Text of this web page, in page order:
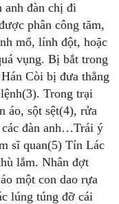
anh đàn chị đi
phân công tăm,
mổ, lính đột, hoặc
vụng. Bị bắt trong
Còi bị đưa thẳng
Trong trại
áo, sột sệt(4), rửa
các đàn anh…Trái ý
sĩ quan(5) Tín Lác
lắm. Nhân đợt
một con dao rựa
lúng túng đỡ cái